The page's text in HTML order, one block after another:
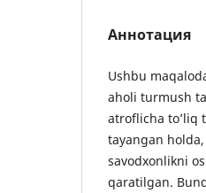
Аннотация
Ushbu
aholi turmush
atroflicha to’liq
tayangan
savodxonlikni
qaratilgan.